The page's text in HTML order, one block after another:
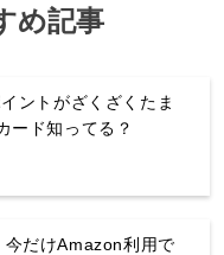
め記事
ントがざくざくたま
ード知ってる？
だけAmazon利用で